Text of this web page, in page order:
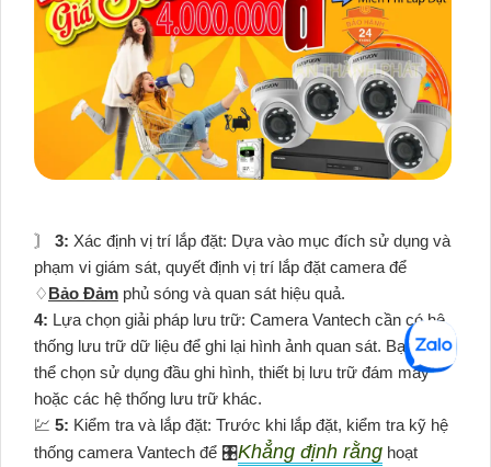
〙 3: Xác định vị trí lắp đặt: Dựa vào mục đích sử dụng và
phạm vi giám sát, quyết định vị trí lắp đặt camera để
♢ Bảo Đảm phủ sóng và quan sát hiệu quả.
4: Lựa chọn giải pháp lưu trữ: Camera Vantech cần có hệ
thống lưu trữ dữ liệu để ghi lại hình ảnh quan sát. Bạn có
thể chọn sử dụng đầu ghi hình, thiết bị lưu trữ đám mây
hoặc các hệ thống lưu trữ khác.
💹 5: Kiểm tra và lắp đặt: Trước khi lắp đặt, kiểm tra kỹ hệ
thống camera Vantech để 🎛Khẳng định rằng hoạt